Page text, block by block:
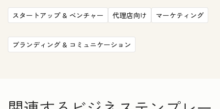
スタートアップ & ベンチャー 代理店向け マーケティング
ブランディング & コミュニケーション